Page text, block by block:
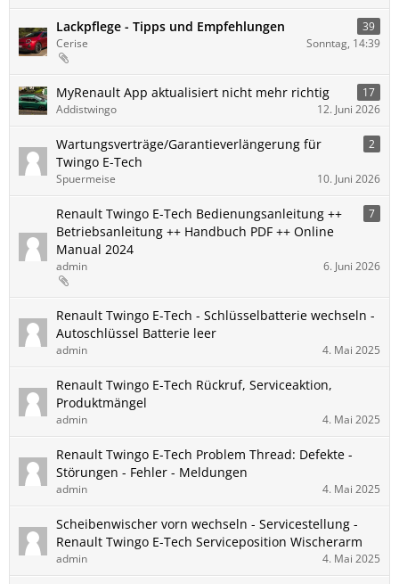
Lackpflege - Tipps und Empfehlungen
39
Cerise
Sonntag, 14:39
MyRenault App aktualisiert nicht mehr richtig
17
Addistwingo
12. Juni 2026
Wartungsverträge/Garantieverlängerung für
Twingo E-Tech
2
Spuermeise 10. Juni 2026
Renault ​Twingo E-Tech Bedienungsanleitung ++
Betriebsanleitung ++ Handbuch PDF ++ Online
Manual 2024
7
admin 6. Juni 2026
Renault Twingo E-Tech - Schlüsselbatterie wechseln -
Autoschlüssel Batterie leer
admin 4. Mai 2025
Renault Twingo E-Tech Rückruf, Serviceaktion,
Produktmängel
admin 4. Mai 2025
Renault Twingo E-Tech Problem Thread: Defekte -
Störungen - Fehler - Meldungen
admin 4. Mai 2025
Scheibenwischer vorn wechseln - Servicestellung -
Renault​ Twingo E-Tech Serviceposition Wischerarm
admin 4. Mai 2025